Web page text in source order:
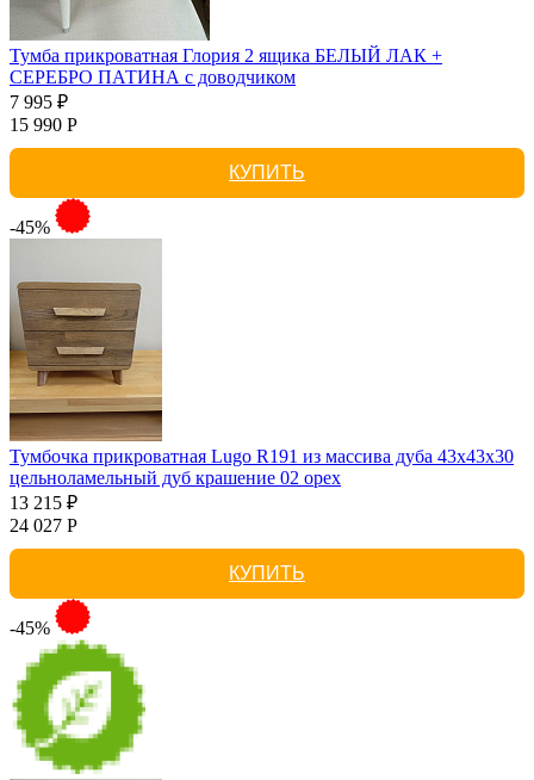
Тумба прикроватная Глория 2 ящика БЕЛЫЙ ЛАК +
СЕРЕБРО ПАТИНА с доводчиком
7 995 ₽
15 990 Р
КУПИТЬ
-45%
Тумбочка прикроватная Lugo R191 из массива дуба 43х43х30
цельноламельный дуб крашение 02 орех
13 215 ₽
24 027 Р
КУПИТЬ
-45%